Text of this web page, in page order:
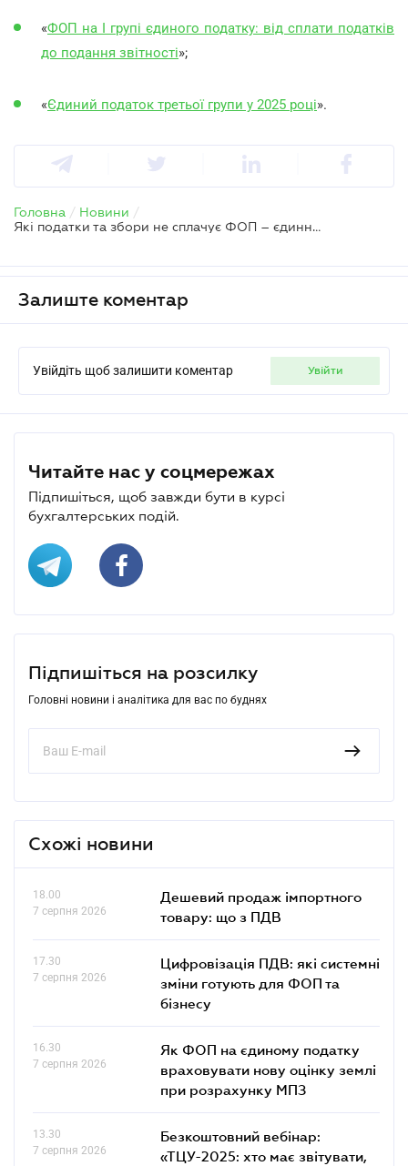
«ФОП на І групі єдиного податку: від сплати податків
до подання звітності»;
«Єдиний податок третьої групи у 2025 році».
Головна / Новини /
Які податки та збори не сплачує ФОП – єдинник
Залиште коментар
Увійдіть щоб залишити коментар увійти
Читайте нас у соцмережах
Підпишіться, щоб завжди бути в курсі
бухгалтерських подій.
Підпишіться на розсилку
Головні новини і аналітика для вас по буднях
Схожі новини
18.00
7 серпня 2026
Дешевий продаж імпортного
товару: що з ПДВ
17.30
7 серпня 2026
Цифровізація ПДВ: які системні
зміни готують для ФОП та
бізнесу
16.30
7 серпня 2026
Як ФОП на єдиному податку
враховувати нову оцінку землі
при розрахунку МПЗ
13.30
7 серпня 2026
Безкоштовний вебінар:
«ТЦУ-2025: хто має звітувати,